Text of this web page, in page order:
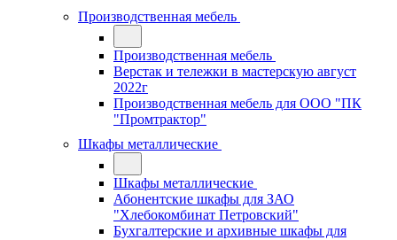
Производственная мебель
Производственная мебель
Верстак и тележки в мастерскую август
2022г
Производственная мебель для ООО "ПК
"Промтрактор"
Шкафы металлические
Шкафы металлические
Абонентские шкафы для ЗАО
"Хлебокомбинат Петровский"
Бухгалтерские и архивные шкафы для